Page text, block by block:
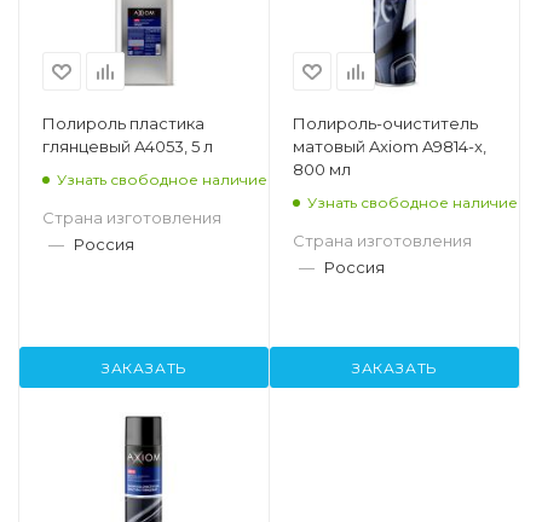
Полироль пластика
глянцевый A4053, 5 л
Узнать свободное наличие
Страна изготовления
— Россия
ЗАКАЗАТЬ
Полироль-очиститель
матовый Axiom A9814-x,
800 мл
Узнать свободное наличие
Страна изготовления
— Россия
ЗАКАЗАТЬ